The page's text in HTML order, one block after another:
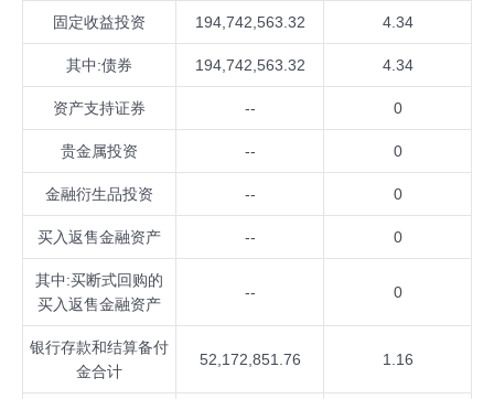
固定收益投资 194,742,563.32 4.34
其中:债券 194,742,563.32 4.34
资产支持证券 -- 0
贵金属投资 -- 0
金融衍生品投资 -- 0
买入返售金融资产 -- 0
其中:买断式回购的
买入返售金融资产
-- 0
银行存款和结算备付
金合计
52,172,851.76 1.16